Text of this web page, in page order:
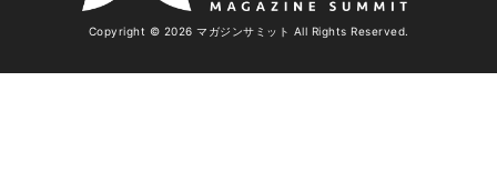
Copyright © 2026 マガジンサミット All Rights Reserved.